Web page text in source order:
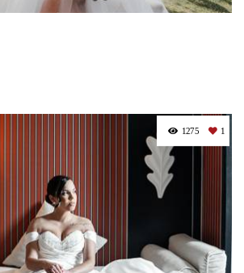
1275 1